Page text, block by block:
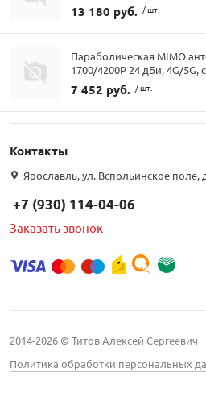
13 180 руб. / шт.
Параболическая MIMO
1700/4200P 24 дБи, 4G/5G,
7 452 руб. / шт.
Контакты
Ярославль, ул. Вспольинское поле,
+7 (930) 114-04-06
Заказать звонок
2014-2026 © Титов Алексей Сергеевич
Политика обработки персональных